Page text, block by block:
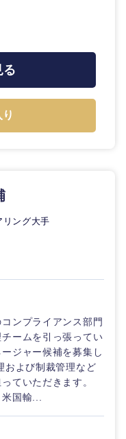
る
リング大手
ンプライアンス部門
ームを引っ張ってい
ジャー候補を募集し
および制裁管理など
ていただきます。
国輸...